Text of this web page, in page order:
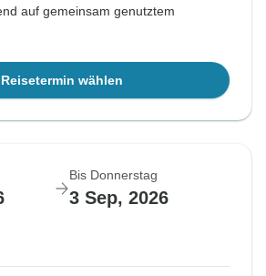
auf gemeinsam genutztem
Reisetermin wählen
Bis Donnerstag
3 Sep, 2026